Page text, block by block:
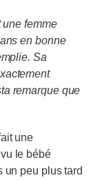
une femme
en bonne
Sa
remarque que
une
le bébé
un peu plus tard